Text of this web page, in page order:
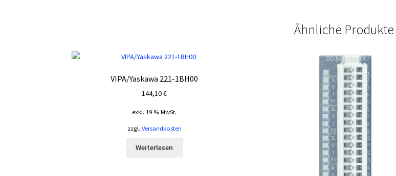
Ähnliche Produkte
VIPA/Yaskawa 221-1BH00
144,10€
exkl. 19 % MwSt.
zzgl. Versandkosten
Weiterlesen